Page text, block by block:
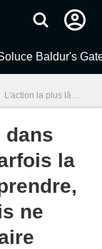
Baldur's
L'action la plus lâche dans Baldur's Gate 3 est parfois la meilleure décision à prendre, mais certains ennemis ne vous laisseront pas faire
dans
la
ne